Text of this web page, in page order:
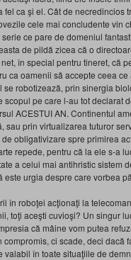
ca şi el. Cât de necredincios
cele mai concludente vin
ce pare de domeniul
de pildă zicea că o
în special pentru tineret, că
ca oamenii să accepte ceea
robotizează, prin sinergia
pe care l-au tot declarat
ACESTUI AN. Continentul
prin virtualizarea tuturor
obligativizare spre primirea
repede, pentru că la ele s-a
a celui mai antihristic sistem
este urgia despre care vorbea
în roboţei acţionaţi la
toţi aceşti cuvioşi? Un singur
că mâine vom putea
ci scade, deci dacă
valabil în toate situaţiile de